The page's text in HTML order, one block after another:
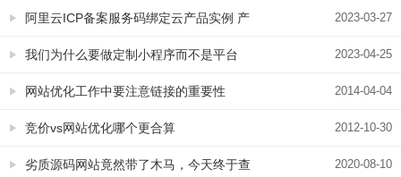
惩罚？如果惩罚怎么恢复？ 2023-03-27
阿里云ICP备案服务码绑定云产品实例 产
品类型怎么选 没有查询到符合条件的记录
怎么办？
2023-04-25
我们为什么要做定制小程序而不是平台
的，难道只是价格问题吗？ 2014-04-04
网站优化工作中要注意链接的重要性
2012-10-30
竞价vs网站优化哪个更合算
2020-08-10
劣质源码网站竟然带了木马，今天终于查